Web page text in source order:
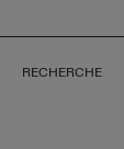
RECHERCHE